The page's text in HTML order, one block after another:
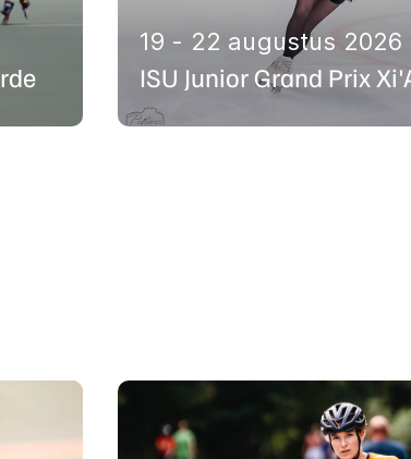
19 - 22 augustus 2026
ISU Junior Grand Prix